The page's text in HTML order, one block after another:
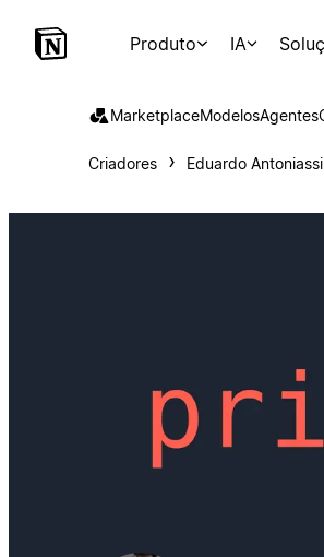
Produto IA
MarketplaceModelosAgentes
Criadores Eduardo Antoniassi